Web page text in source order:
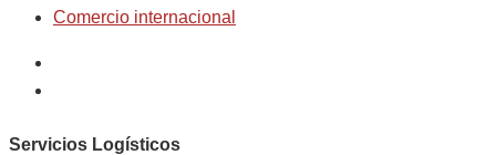
Comercio internacional
Servicios Logísticos